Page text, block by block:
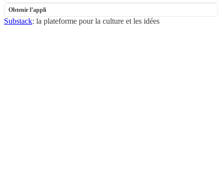
Obtenir l’appli
Substack: la plateforme pour la culture et les idées